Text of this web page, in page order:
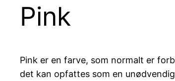
Pink
Pink er en farve, som normalt er
det kan opfattes som en